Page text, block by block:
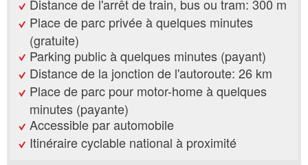
Distance de l'arrêt de train, bus ou tram: 300 m
Place de parc privée à quelques minutes
(gratuite)
Parking public à quelques minutes (payant)
Distance de la jonction de l'autoroute: 26 km
Place de parc pour motor-home à quelques
minutes (payante)
Accessible par automobile
Itinéraire cyclable national à proximité